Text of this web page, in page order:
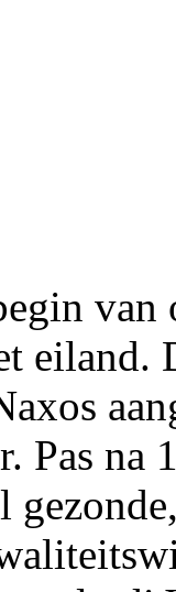
van
eiland.
Pas na